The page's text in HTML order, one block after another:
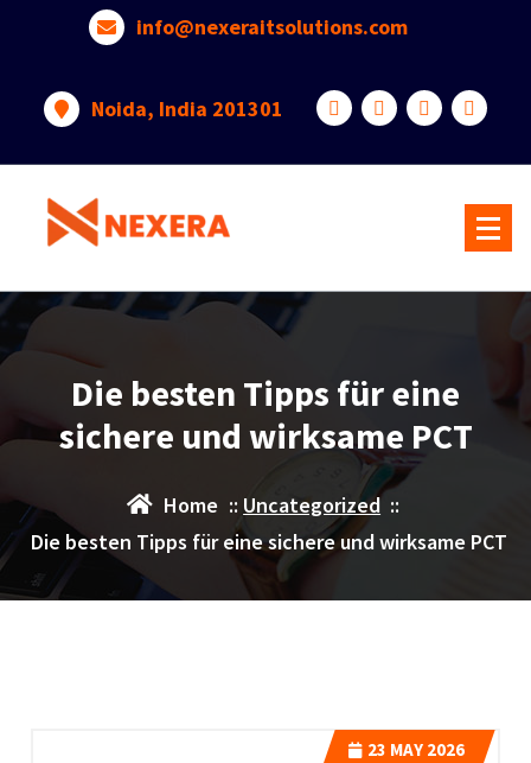
info@nexeraitsolutions.com
Noida, India 201301
Die besten Tipps für eine
sichere und wirksame PCT
Home :: Uncategorized::
Die besten Tipps für eine sichere und wirksame PCT
23 MAY 2026